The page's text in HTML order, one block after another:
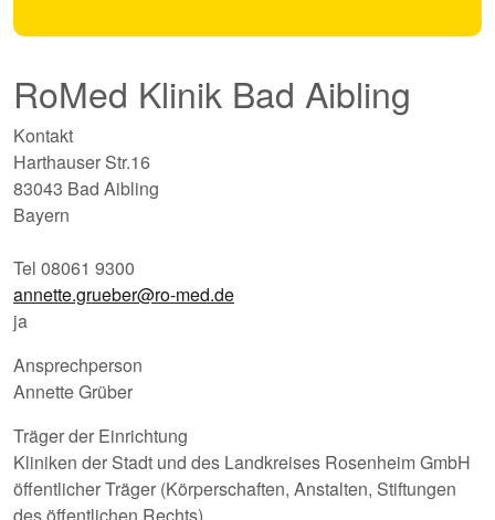
RoMed Klinik Bad Aibling
Kontakt
Harthauser Str.16
83043 Bad Aibling
Bayern
Tel 08061 9300
annette.grueber@ro-med.de
ja
Ansprechperson
Annette Grüber
Träger der Einrichtung
Kliniken der Stadt und des Landkreises Rosenheim GmbH
öffentlicher Träger (Körperschaften, Anstalten, Stiftungen